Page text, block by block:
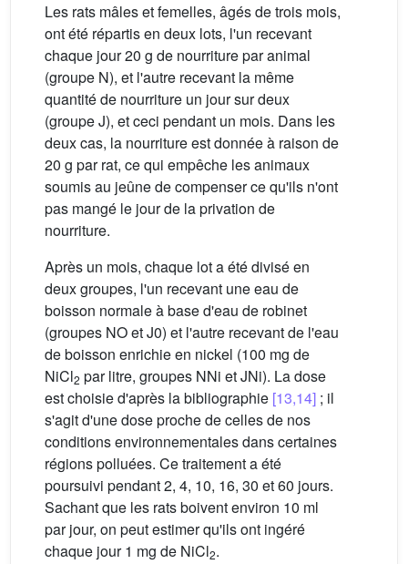
Les rats mâles et femelles, âgés de trois mois,
ont été répartis en deux lots, l'un recevant
chaque jour 20 g de nourriture par animal
(groupe N), et l'autre recevant la même
quantité de nourriture un jour sur deux
(groupe J), et ceci pendant un mois. Dans les
deux cas, la nourriture est donnée à raison de
20 g par rat, ce qui empêche les animaux
soumis au jeûne de compenser ce qu'ils n'ont
pas mangé le jour de la privation de
nourriture.
Après un mois, chaque lot a été divisé en
deux groupes, l'un recevant une eau de
boisson normale à base d'eau de robinet
(groupes NO et J0) et l'autre recevant de l'eau
de boisson enrichie en nickel (100 mg de
NiCl2 par litre, groupes NNi et JNi). La dose
est choisie d'après la bibliographie [13,14] ; il
s'agit d'une dose proche de celles de nos
conditions environnementales dans certaines
régions polluées. Ce traitement a été
poursuivi pendant 2, 4, 10, 16, 30 et 60 jours.
Sachant que les rats boivent environ 10 ml
par jour, on peut estimer qu'ils ont ingéré
chaque jour 1 mg de NiCl2.